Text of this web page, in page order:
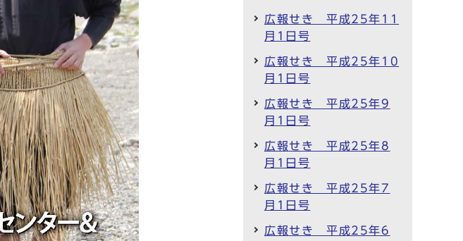
広報せき 平成25年11
月1日号
広報せき 平成25年10
月1日号
広報せき 平成25年9
月1日号
広報せき 平成25年8
月1日号
広報せき 平成25年7
月1日号
広報せき 平成25年6